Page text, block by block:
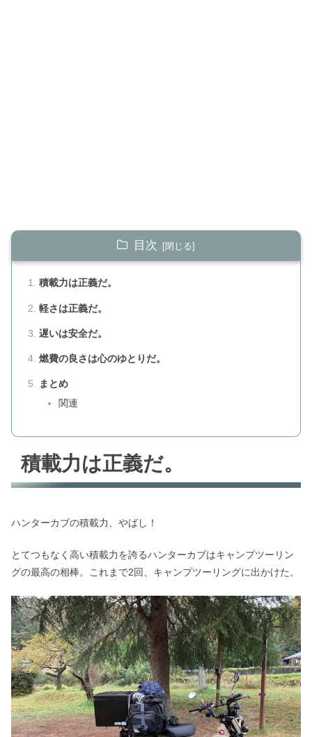
目次
積載力は正義だ。
軽さは正義だ。
遅いは安全だ。
燃費の良さは心のゆとりだ。
まとめ
関連
積載力は正義だ。
ハンターカブの積載力、やばし！
とてつもなく高い積載力を誇るハンターカブはキャンプツーリン
グの最高の相棒。これまで2回、キャンプツーリングに出かけた。